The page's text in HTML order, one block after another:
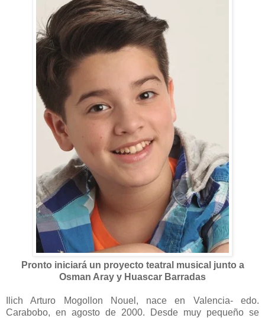
Pronto iniciará un proyecto teatral musical junto a
Osman Aray y Huascar Barradas
Ilich Arturo Mogollon Nouel, nace en Valencia- edo.
Carabobo, en agosto de 2000. Desde muy pequeño se